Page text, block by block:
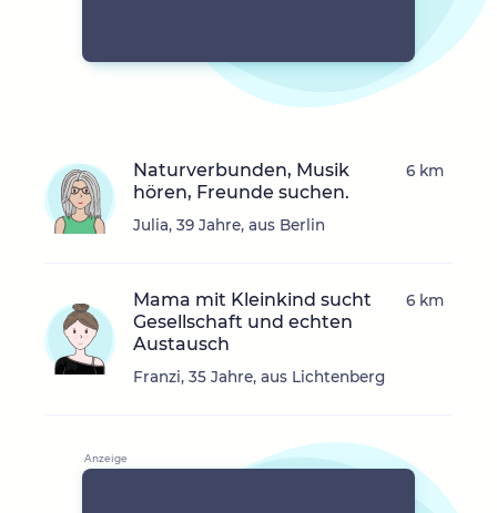
Naturverbunden, Musik
hören, Freunde suchen.
Julia, 39 Jahre, aus Berlin
6 km
Mama mit Kleinkind sucht
Gesellschaft und echten
Austausch
Franzi, 35 Jahre, aus Lichtenberg
6 km